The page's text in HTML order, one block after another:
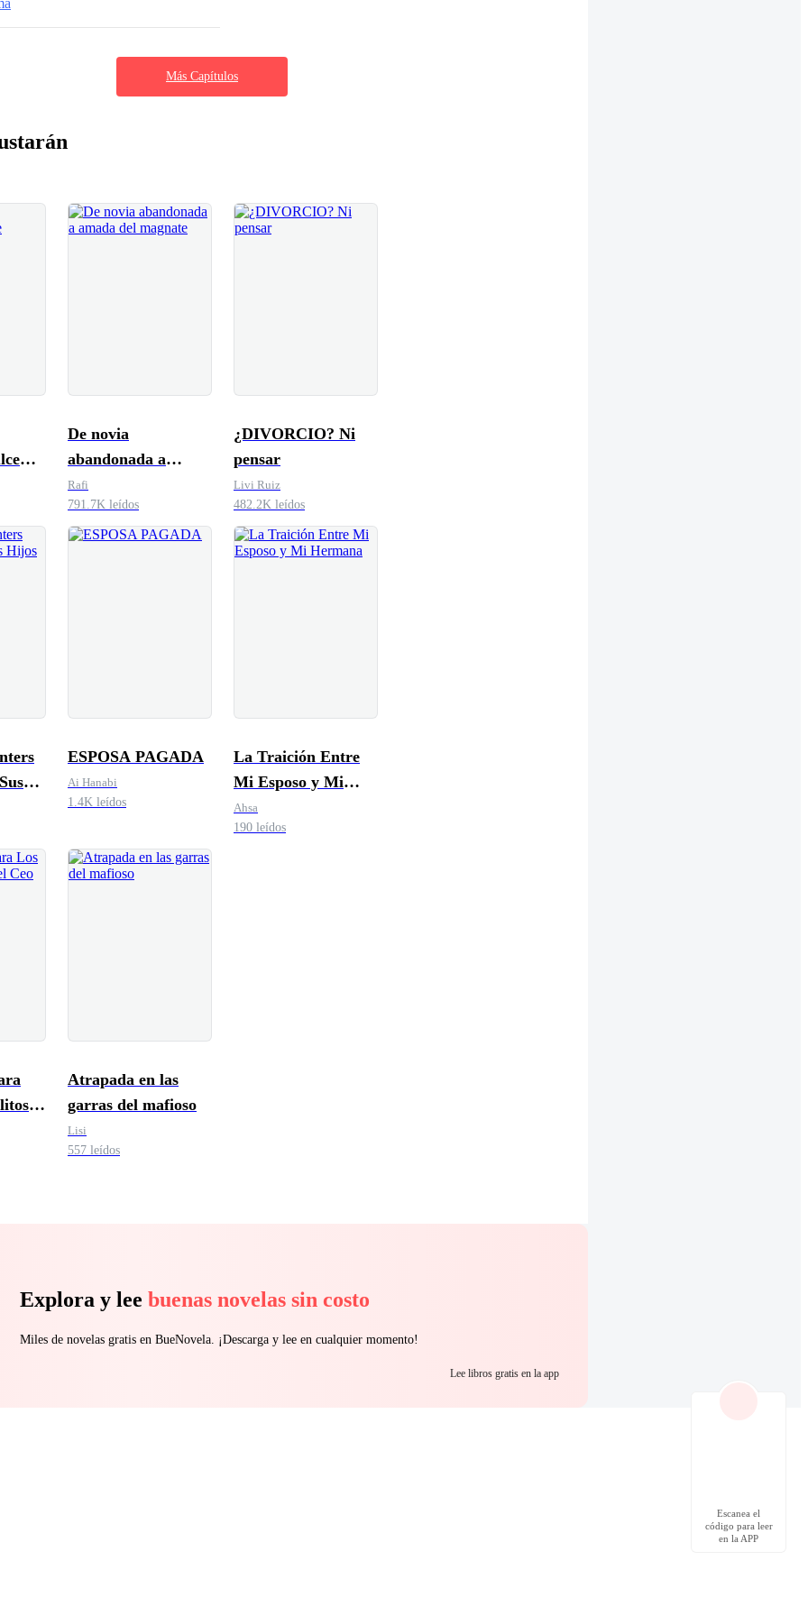
Más Capítulos
De novia
abandonada a
amada del magnate
Rafi
791.7K leídos
¿DIVORCIO? Ni
pensar
Livi Ruiz
482.2K leídos
ESPOSA PAGADA
Ai Hanabi
1.4K leídos
La Traición Entre
Mi Esposo y Mi
Hermana
Ahsa
190 leídos
Atrapada en las
garras del mafioso
Lisi
557 leídos
Explora y lee buenas novelas sin costo
Miles de novelas gratis en BueNovela. ¡Descarga y lee en cualquier momento!
Lee libros gratis en la app
Escanea el
código para leer
en la APP